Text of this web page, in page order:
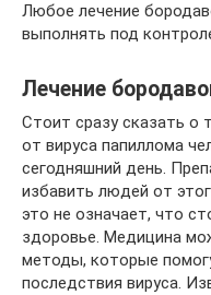
Любое лечение
выполнять под
Лечение
Стоит сразу сказать о
от вируса папиллома
сегодняшний день.
избавить людей от
это не означает, что
здоровье. Медицина
методы, которые
последствия вируса.